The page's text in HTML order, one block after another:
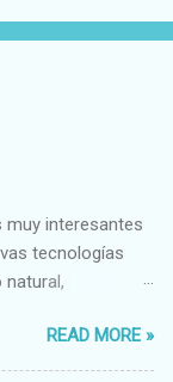
muy interesantes
tecnologías
natural,
READ MORE »